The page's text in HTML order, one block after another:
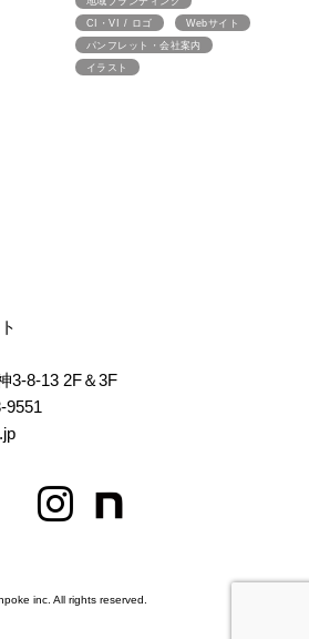
CI・VI / ロゴ
Webサイト
パンフレット・会社案内
イラスト
3-8-13 2F＆3F
9551
inc. All rights reserved.